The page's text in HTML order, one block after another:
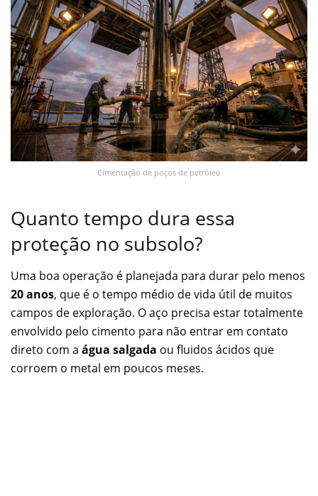
Cimentação de poços de petróleo
Quanto tempo dura essa
proteção no subsolo?
Uma boa operação é planejada para durar pelo menos
20 anos, que é o tempo médio de vida útil de muitos
campos de exploração. O aço precisa estar totalmente
envolvido pelo cimento para não entrar em contato
direto com a água salgada ou fluidos ácidos que
corroem o metal em poucos meses.